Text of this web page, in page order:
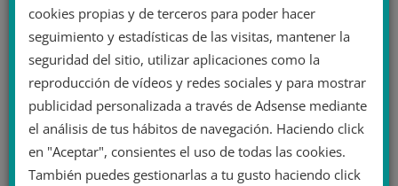
cookies propias y de terceros para poder hacer
seguimiento y estadísticas de las visitas, mantener la
seguridad del sitio, utilizar aplicaciones como la
reproducción de vídeos y redes sociales y para mostrar
publicidad personalizada a través de Adsense mediante
el análisis de tus hábitos de navegación. Haciendo click
en "Aceptar", consientes el uso de todas las cookies.
También puedes gestionarlas a tu gusto haciendo click